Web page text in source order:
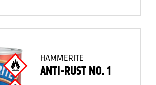
HAMMERITE
ANTI-RUST NO. 1